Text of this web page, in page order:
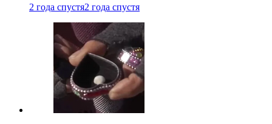
2 года спустя2 года спустя